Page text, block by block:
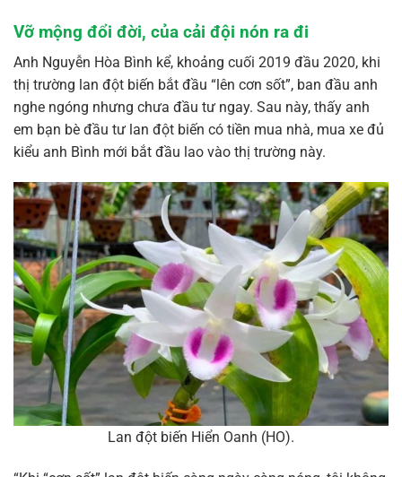
Vỡ mộng đổi đời, của cải đội nón ra đi
Anh Nguyễn Hòa Bình kể, khoảng cuối 2019 đầu 2020, khi
thị trường lan đột biến bắt đầu “lên cơn sốt”, ban đầu anh
nghe ngóng nhưng chưa đầu tư ngay. Sau này, thấy anh
em bạn bè đầu tư lan đột biến có tiền mua nhà, mua xe đủ
kiểu anh Bình mới bắt đầu lao vào thị trường này.
Lan đột biến Hiển Oanh (HO).